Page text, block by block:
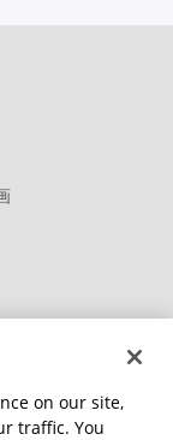
on our site,
traffic. You